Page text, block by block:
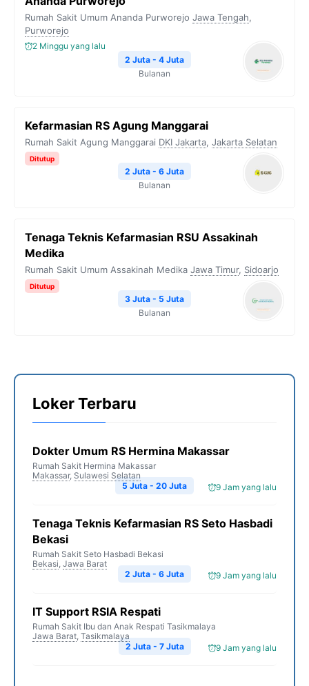
Rumah Sakit Umum Ananda Purworejo Jawa Tengah,
Purworejo
2 Minggu yang lalu
2 Juta - 4 Juta
Bulanan
Kefarmasian RS Agung Manggarai
Rumah Sakit Agung Manggarai DKI Jakarta, Jakarta Selatan
Ditutup
2 Juta - 6 Juta
Bulanan
Tenaga Teknis Kefarmasian RSU Assakinah
Medika
Rumah Sakit Umum Assakinah Medika Jawa Timur, Sidoarjo
Ditutup
3 Juta - 5 Juta
Bulanan
Loker Terbaru
Dokter Umum RS Hermina Makassar
Rumah Sakit Hermina Makassar
Makassar, Sulawesi Selatan
9 Jam yang lalu
5 Juta - 20 Juta
Tenaga Teknis Kefarmasian RS Seto Hasbadi
Bekasi
Rumah Sakit Seto Hasbadi Bekasi
Bekasi, Jawa Barat
9 Jam yang lalu
2 Juta - 6 Juta
IT Support RSIA Respati
Rumah Sakit Ibu dan Anak Respati Tasikmalaya
Jawa Barat, Tasikmalaya
9 Jam yang lalu
2 Juta - 7 Juta